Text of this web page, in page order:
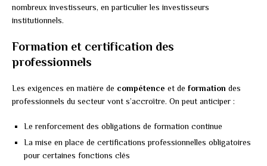
nombreux investisseurs, en particulier les investisseurs
institutionnels.
Formation et certification des
professionnels
Les exigences en matière de compétence et de formation des
professionnels du secteur vont s’accroître. On peut anticiper :
Le renforcement des obligations de formation continue
La mise en place de certifications professionnelles obligatoires
pour certaines fonctions clés